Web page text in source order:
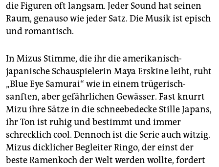
die Figuren oft langsam. Jeder Sound hat seinen
Raum, genauso wie jeder Satz. Die Musik ist episch
und romantisch.
In Mizus Stimme, die ihr die amerikanisch-
japanische Schauspielerin Maya Erskine leiht, ruht
„Blue Eye Samurai“ wie in einem trügerisch-
sanften, aber gefährlichen Gewässer. Fast knurrt
Mizu ihre Sätze in die schneebedecke Stille Japans,
ihr Ton ist ruhig und bestimmt und immer
schrecklich cool. Dennoch ist die Serie auch witzig.
Mizus dicklicher Begleiter Ringo, der einst der
beste Ramenkoch der Welt werden wollte, fordert